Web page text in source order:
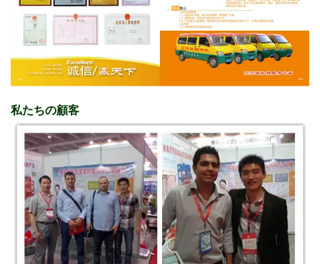
私たちの顧客